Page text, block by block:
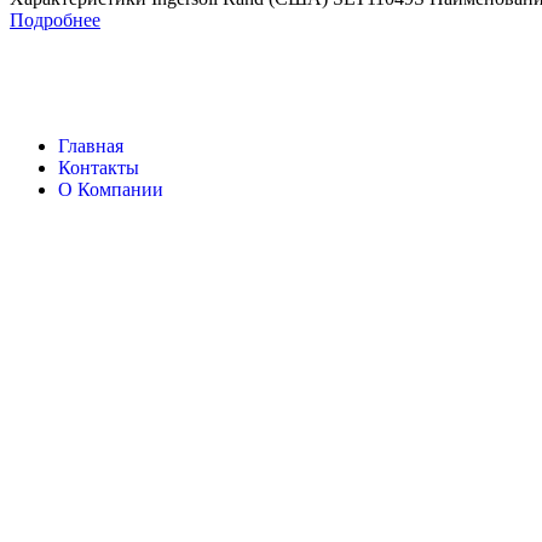
Подробнее
Главная
Контакты
О Компании